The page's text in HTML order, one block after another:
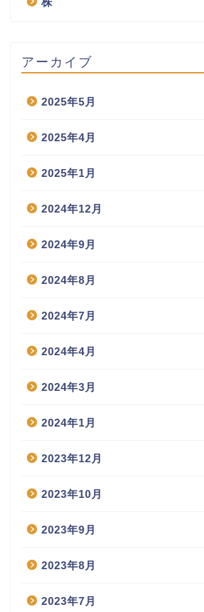
アーカイブ
2025年5月
2025年4月
2025年1月
2024年12月
2024年9月
2024年8月
2024年7月
2024年4月
2024年3月
2024年1月
2023年12月
2023年10月
2023年9月
2023年8月
2023年7月